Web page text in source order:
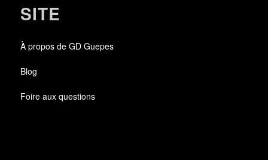
SITE
À propos de GD Guepes
Blog
Foire aux questions